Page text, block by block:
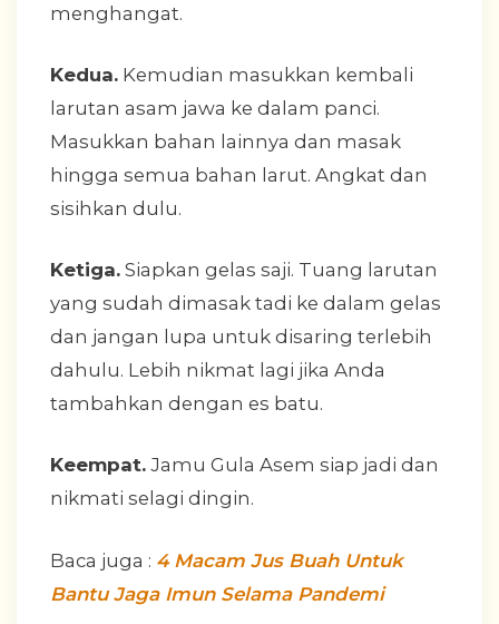
menghangat.
Kedua. Kemudian masukkan kembali
larutan asam jawa ke dalam panci.
Masukkan bahan lainnya dan masak
hingga semua bahan larut. Angkat dan
sisihkan dulu.
Ketiga. Siapkan gelas saji. Tuang larutan
yang sudah dimasak tadi ke dalam gelas
dan jangan lupa untuk disaring terlebih
dahulu. Lebih nikmat lagi jika Anda
tambahkan dengan es batu.
Keempat. Jamu Gula Asem siap jadi dan
nikmati selagi dingin.
Baca juga : 4 Macam Jus Buah Untuk
Bantu Jaga Imun Selama Pandemi